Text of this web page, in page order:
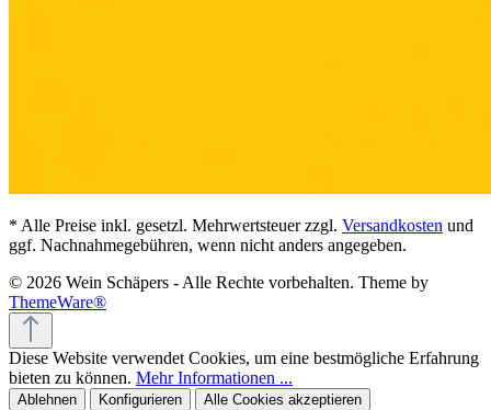
* Alle Preise inkl. gesetzl. Mehrwertsteuer zzgl. Versandkosten und
ggf. Nachnahmegebühren, wenn nicht anders angegeben.
© 2026 Wein Schäpers - Alle Rechte vorbehalten. Theme by
ThemeWare®
Diese Website verwendet Cookies, um eine bestmögliche Erfahrung
bieten zu können. Mehr Informationen ...
Ablehnen Konfigurieren Alle Cookies akzeptieren